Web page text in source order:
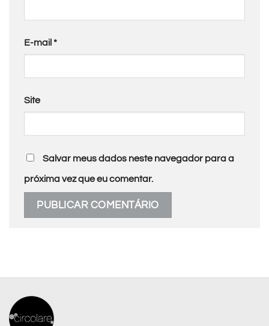
E-mail*
Site
Salvar meus dados neste navegador para a
próxima vez que eu comentar.